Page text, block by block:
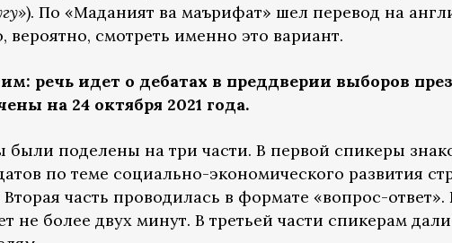
). По «Маданият ва маърифат» шел перевод на
вероятно, смотреть именно это вариант.
речь идет о дебатах в преддверии выборов
на 24 октября 2021 года.
были поделены на три части. В первой спикеры
по теме социально-экономического развития
часть проводилась в формате «вопрос-
не более двух минут. В третьей части спикерам